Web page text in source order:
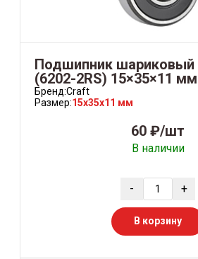
Подшипник шариковый
(6202-2RS) 15×35×11
Бренд:Craft
Размер:15x35x11 мм
60 ₽/шт
В наличии
- +
В корзину